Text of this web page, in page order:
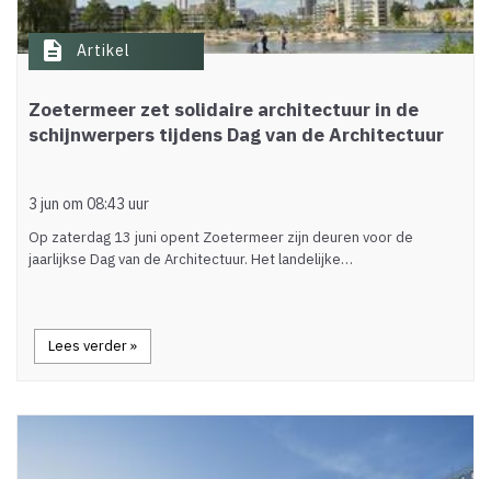
description Artikel
Zoetermeer zet solidaire architectuur in de
schijnwerpers tijdens Dag van de Architectuur
3 jun om 08:43 uur
Op zaterdag 13 juni opent Zoetermeer zijn deuren voor de
jaarlijkse Dag van de Architectuur. Het landelijke…
Lees verder »